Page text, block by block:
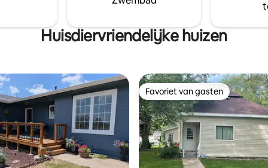
ingericht met
voor buiten beschikbaar.
Huisdiervriendelijke huizen
Favoriet van gasten
Favoriet van gasten